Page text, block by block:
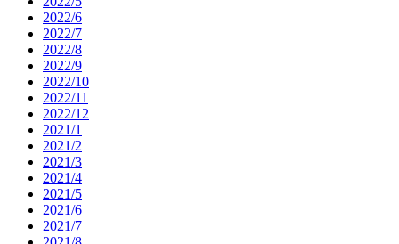
2022/6
2022/7
2022/8
2022/9
2022/10
2022/11
2022/12
2021/1
2021/2
2021/3
2021/4
2021/5
2021/6
2021/7